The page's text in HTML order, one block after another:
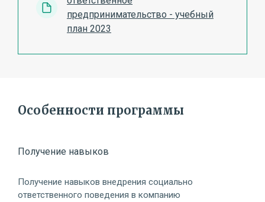
предпринимательство - учебный
план 2023
Особенности программы
Получение навыков
Получение навыков внедрения социально
ответственного поведения в компанию